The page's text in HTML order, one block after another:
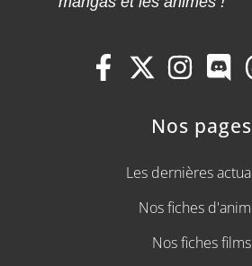
Nos pages
Les dernières
Nos fiches
Nos fiches films